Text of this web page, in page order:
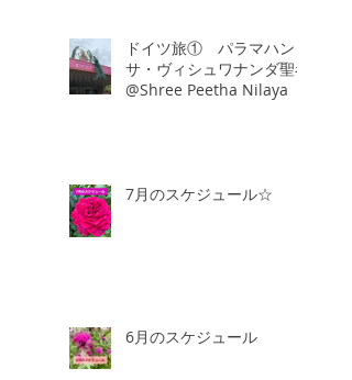
ドイツ旅① パラマハン
サ・ヴィシュワナンダ聖者
@Shree Peetha Nilaya
7月のスケジュール☆
6月のスケジュール